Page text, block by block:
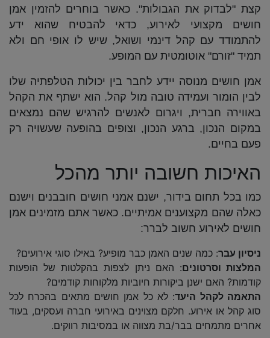
קצת "לבדוק את הגבולות". כאשר בוחרים להזמין אמן
חושים מקצועי לאירוע, כדאי להבטיח שהוא ידע
להתמודד עם קהל דינמי ושואל, שיש לו אופי חם ולא
תמיד "זורם" אוטומטית עם המופע.
אמן חושים מנוסה יידע לחבר בין יכולות הטלפתיה שלו
לבין הומור ועמידה טובה מול קהל. הוא ישתף את הקהל
באווירה חברית, ויגרום לאנשים להרגיש שהם נמצאים
במקום הנכון, ברגע הנכון, וצופים בהופעה שעשויה רק
פעם בחיים.
האיכות חשובה יותר מהכל
כמו בכל תחום בידור, ישנם אמני חושים חובבנים וישנם
כאלה שהם מקצוענים אמיתיים. כאשר אתם מזמינים אמן
חושים לאירוע חשוב לברר:
ניסיון עבר: כמה שנים האמן כבר מופיע? באילו סוגי אירועים?
המלצות וסרטונים: האם ניתן לצפות בהקלטות של הופעות
קודמות? האם ישנן ביקורות חיוביות מלקוחות קודמים?
התאמה לקהל היעד: לא כל אמן חושים מתאים בהכרח לכל
סוג קהל או אירוע. חלקם מצוינים באירועי חברה ועסקים, בעוד
אחרים מתמחים בבר/בת מצווה או במסיבות רווקים.